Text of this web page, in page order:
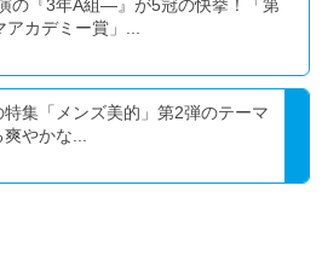
の『3年A組―』が5冠の快挙！「第
カデミー賞」...
集「メンズ美的」第2弾のテーマ
やかな...